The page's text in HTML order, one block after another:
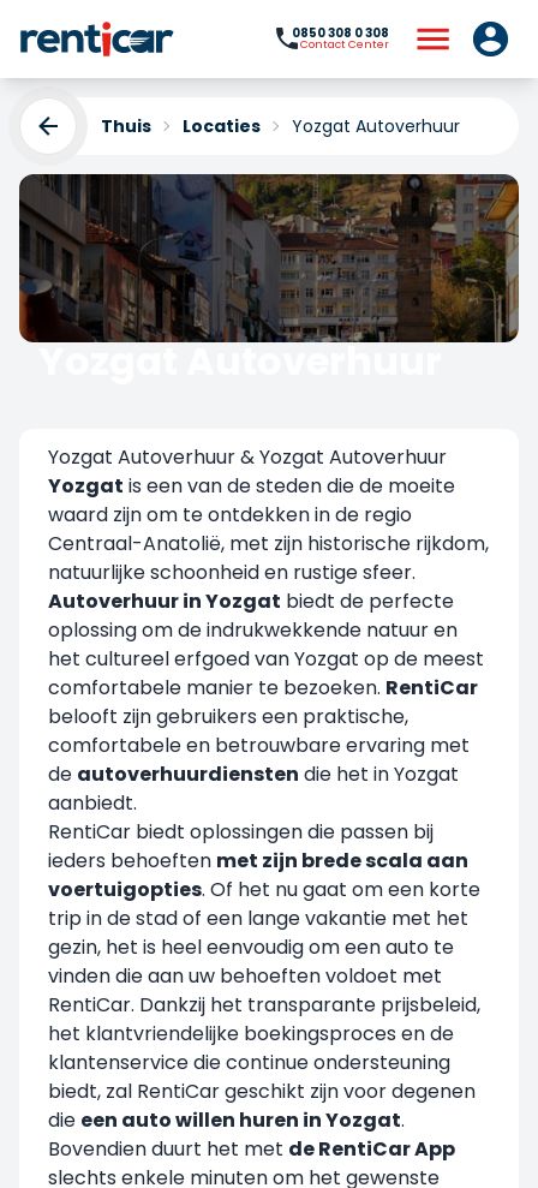
0850 308 0 308
Contact Center
Thuis Locaties Yozgat Autoverhuur
Yozgat Autoverhuur
Yozgat Autoverhuur & Yozgat Autoverhuur
Yozgat is een van de steden die de moeite
waard zijn om te ontdekken in de regio
Centraal-Anatolië, met zijn historische rijkdom,
natuurlijke schoonheid en rustige sfeer.
Autoverhuur in Yozgat biedt de perfecte
oplossing om de indrukwekkende natuur en
het cultureel erfgoed van Yozgat op de meest
comfortabele manier te bezoeken. RentiCar
belooft zijn gebruikers een praktische,
comfortabele en betrouwbare ervaring met
de autoverhuurdiensten die het in Yozgat
aanbiedt.
RentiCar biedt oplossingen die passen bij
ieders behoeften met zijn brede scala aan
voertuigopties. Of het nu gaat om een korte
trip in de stad of een lange vakantie met het
gezin, het is heel eenvoudig om een auto te
vinden die aan uw behoeften voldoet met
RentiCar. Dankzij het transparante prijsbeleid,
het klantvriendelijke boekingsproces en de
klantenservice die continue ondersteuning
biedt, zal RentiCar geschikt zijn voor degenen
die een auto willen huren in Yozgat.
Bovendien duurt het met de RentiCar App
slechts enkele minuten om het gewenste